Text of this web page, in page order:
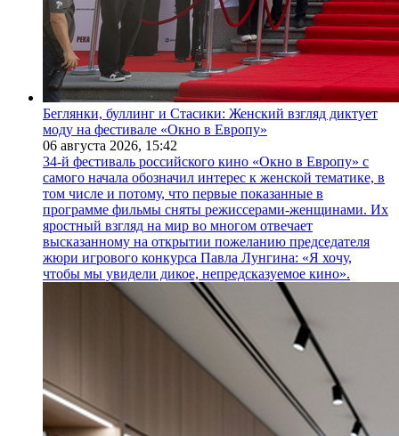
Беглянки, буллинг и Стасики: Женский взгляд диктует
моду на фестивале «Окно в Европу»
06 августа 2026, 15:42
34-й фестиваль российского кино «Окно в Европу» с
самого начала обозначил интерес к женской тематике, в
том числе и потому, что первые показанные в
программе фильмы сняты режиссерами-женщинами. Их
яростный взгляд на мир во многом отвечает
высказанному на открытии пожеланию председателя
жюри игрового конкурса Павла Лунгина: «Я хочу,
чтобы мы увидели дикое, непредсказуемое кино».